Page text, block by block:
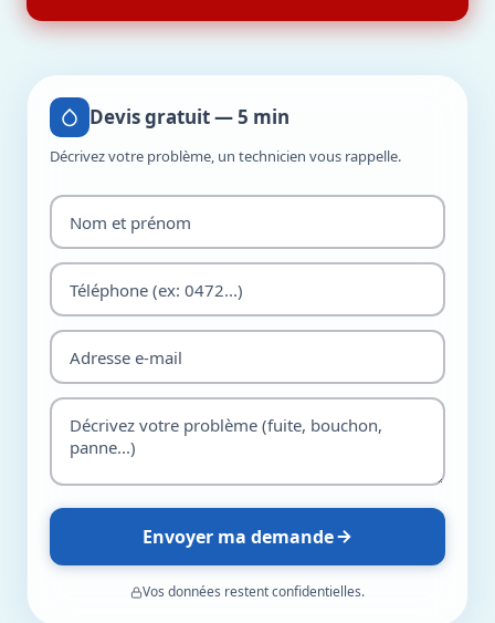
Devis gratuit — 5 min
Décrivez votre problème, un technicien vous rappelle.
Envoyer ma demande
Vos données restent confidentielles.